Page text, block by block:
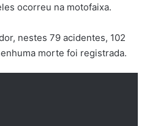
ocorreu na motofaixa.
nestes 79 acidentes, 102
morte foi registrada.